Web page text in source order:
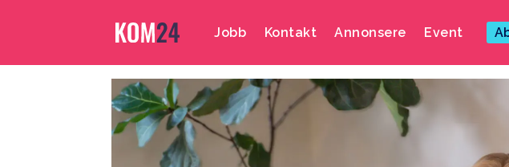
Jobb Kontakt Annonsere Event